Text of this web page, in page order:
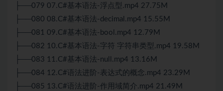
├──079 07.C#基本语法-浮点型.mp4 27.75M
├──080 08.C#基本语法-decimal.mp4 15.55M
├──081 09.C#基本语法-bool.mp4 12.79M
├──082 10.C#基本语法-字符 字符串类型.mp4 19.58M
├──083 11.C#基本语法-null.mp4 13.16M
├──084 12.C#语法进阶-表达式的概念.mp4 23.29M
├──085 13.C#语法进阶-作用域简介.mp4 21.49M